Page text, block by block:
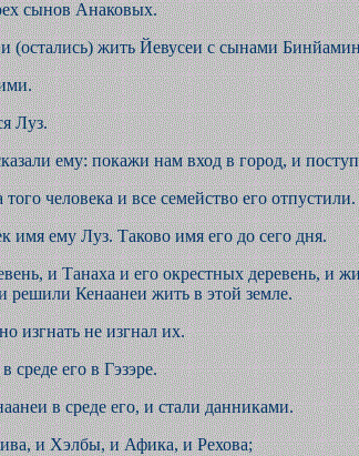
сынов Анаковых.
жить Йевусеи с сынами
Луз.
ему: покажи нам вход в город, и
человека и все семейство его отпустили.
имя ему Луз. Таково имя его до сего дня.
и Танаха и его окрестных деревень, и
решили Кенаанеи жить в этой земле.
изгнать не изгнал их.
его в Гэзэре.
в среде его, и стали данниками.
и Хэлбы, и Афика, и Рехова;